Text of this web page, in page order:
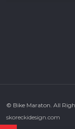
© Bike Maraton. All
skoreckidesign.com